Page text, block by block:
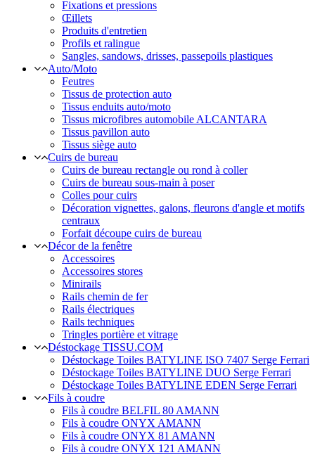
Fixations et pressions
Œillets
Produits d'entretien
Profils et ralingue
Sangles, sandows, drisses, passepoils plastiques
Auto/Moto
Feutres
Tissus de protection auto
Tissus enduits auto/moto
Tissus microfibres automobile ALCANTARA
Tissus pavillon auto
Tissus siège auto
Cuirs de bureau
Cuirs de bureau rectangle ou rond à coller
Cuirs de bureau sous-main à poser
Colles pour cuirs
Décoration vignettes, galons, fleurons d'angle et motifs
centraux
Forfait découpe cuirs de bureau
Décor de la fenêtre
Accessoires
Accessoires stores
Minirails
Rails chemin de fer
Rails électriques
Rails techniques
Tringles portière et vitrage
Déstockage TISSU.COM
Déstockage Toiles BATYLINE ISO 7407 Serge Ferrari
Déstockage Toiles BATYLINE DUO Serge Ferrari
Déstockage Toiles BATYLINE EDEN Serge Ferrari
Fils à coudre
Fils à coudre BELFIL 80 AMANN
Fils à coudre ONYX AMANN
Fils à coudre ONYX 81 AMANN
Fils à coudre ONYX 121 AMANN